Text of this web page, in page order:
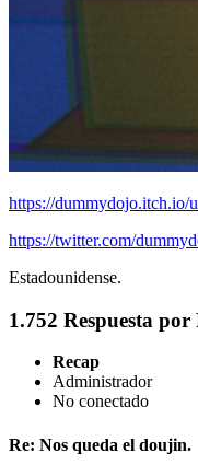
https://dummydojo.itch.io/
https://twitter.com/
Estadounidense.
1.752 Respuesta por
Recap
Administrador
No conectado
Re: Nos queda el doujin.